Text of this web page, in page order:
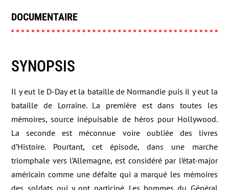
DOCUMENTAIRE
SYNOPSIS
Il y eut le D-Day et la bataille de Normandie puis il y eut la
bataille de Lorraine. La première est dans toutes les
mémoires, source inépuisable de héros pour Hollywood.
La seconde est méconnue voire oubliée des livres
d’Histoire. Pourtant, cet épisode, dans une marche
triomphale vers l’Allemagne, est considéré par l’état-major
américain comme une défaite qui a marqué les mémoires
des soldats qui y ont participé. Les hommes du Général